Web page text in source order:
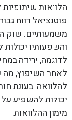
הלוואות
פוטנציאל רווח
משמעותיים. שוק
והשפעותיו
לדוגמה, ירידה
לאחר השיפוץ, מה
להלוואה. בעונת
יכולות להשפיע
מימון ההלוואות.